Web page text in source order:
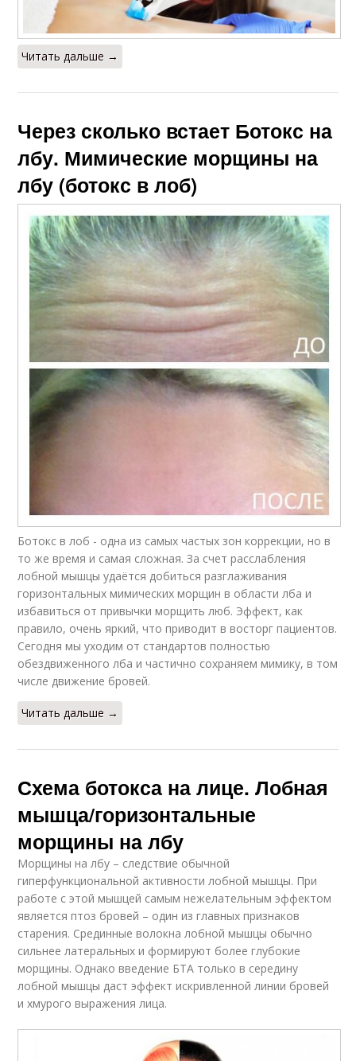
Читать дальше →
Через сколько встает Ботокс на
лбу. Мимические морщины на
лбу (ботокс в лоб)
Ботокс в лоб - одна из самых частых зон коррекции, но в
то же время и самая сложная. За счет расслабления
лобной мышцы удаётся добиться разглаживания
горизонтальных мимических морщин в области лба и
избавиться от привычки морщить люб. Эффект, как
правило, очень яркий, что приводит в восторг пациентов.
Сегодня мы уходим от стандартов полностью
обездвиженного лба и частично сохраняем мимику, в том
числе движение бровей.
Читать дальше →
Схема ботокса на лице. Лобная
мышца/горизонтальные
морщины на лбу
Морщины на лбу – следствие обычной
гиперфункциональной активности лобной мышцы. При
работе с этой мышцей самым нежелательным эффектом
является птоз бровей – один из главных признаков
старения. Срединные волокна лобной мышцы обычно
сильнее латеральных и формируют более глубокие
морщины. Однако введение БТА только в середину
лобной мышцы даст эффект искривленной линии бровей
и хмурого выражения лица.